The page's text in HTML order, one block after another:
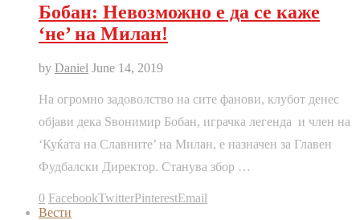
Бобан: Невозможно е да се каже
‘не’ на Милан!
by Daniel June 14, 2019
На огромно задоволство на сите фанови, клубот денес
објави дека Ѕвонимир Бобан, играчка легенда и член на
‘Куќата на Славните’ на Милан, е назначен за Главен
Фудбалски Директор. Станува збор …
0 FacebookTwitterPinterestEmail
Вести